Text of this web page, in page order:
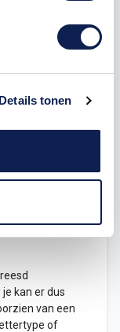
Details tonen
MDF Zwart
hoogte van
geef het
kan er dus
van een
of